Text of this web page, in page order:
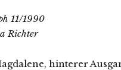
11/1990
Richter
hinterer